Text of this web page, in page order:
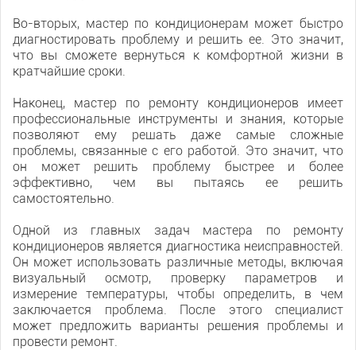
Во-вторых, мастер по кондиционерам может быстро
диагностировать проблему и решить ее. Это значит,
что вы сможете вернуться к комфортной жизни в
кратчайшие сроки.
Наконец, мастер по ремонту кондиционеров имеет
профессиональные инструменты и знания, которые
позволяют ему решать даже самые сложные
проблемы, связанные с его работой. Это значит, что
он может решить проблему быстрее и более
эффективно, чем вы пытаясь ее решить
самостоятельно.
Одной из главных задач мастера по ремонту
кондиционеров является диагностика неисправностей.
Он может использовать различные методы, включая
визуальный осмотр, проверку параметров и
измерение температуры, чтобы определить, в чем
заключается проблема. После этого специалист
может предложить варианты решения проблемы и
провести ремонт.